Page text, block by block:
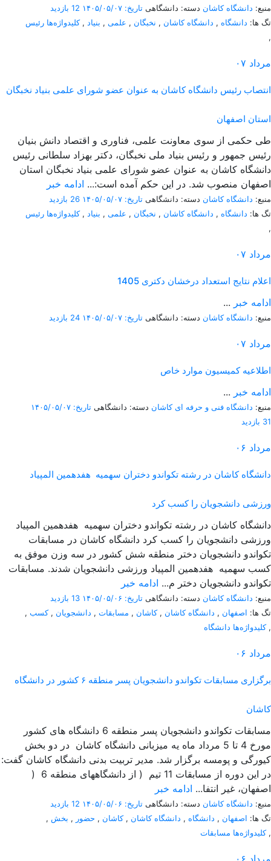
منبع: دانشگاه کاشان دسته: دانشگاهی تاریخ: ۱۴۰۵/۰۵/۰۷
12 بازدید
تگ ها: دانشگاه , دانشگاه کاشان , نخبگان , علمی , بنیاد ,کلیدواژه‌ها رئیس
,
۰۷ مرداد
انتصاب رئیس دانشگاه کاشان به عنوان عضو شورای علمی بنیاد نخبگان
استان اصفهان
طی حکمی از سوی معاونت علمی، فناوری و اقتصاد دانش بنیان
رئیس جمهور و رئیس بنیاد ملی نخبگان، دکتر بهزاد سلطانی رئیس
دانشگاه کاشان به عنوان عضو شورای علمی بنیاد نخبگان استان
اصفهان منصوب شد. در این حکم آمده است:... ادامه خبر
منبع: دانشگاه کاشان دسته: دانشگاهی تاریخ: ۱۴۰۵/۰۵/۰۷
26 بازدید
تگ ها: دانشگاه , دانشگاه کاشان , نخبگان , علمی , بنیاد ,کلیدواژه‌ها رئیس
,
۰۷ مرداد
اعلام نتایج استعداد درخشان دکتری 1405
... ادامه خبر
منبع: دانشگاه کاشان دسته: دانشگاهی تاریخ: ۱۴۰۵/۰۵/۰۷ 24 بازدید
۰۷ مرداد
اطلاعیه کمیسیون موارد خاص
... ادامه خبر
منبع: دانشگاه فنی و حرفه ای کاشان دسته: دانشگاهی تاریخ: ۱۴۰۵/۰۵/۰۷
31 بازدید
۰۶ مرداد
دانشگاه کاشان در رشته تکواندو دختران سهمیه هفدهمین المپیاد
ورزشی دانشجویان را کسب کرد
دانشگاه کاشان در رشته تکواندو دختران سهمیه هفدهمین المپیاد
ورزشی دانشجویان را کسب کرد دانشگاه کاشان در مسابقات
تکواندو دانشجویان دختر منطقه شش کشور در سه وزن موفق به
کسب سهمیه هفدهمین المپیاد ورزشی دانشجویان شدند. مسابقات
تکواندو دانشجویان دختر م... ادامه خبر
منبع: دانشگاه کاشان دسته: دانشگاهی تاریخ: ۱۴۰۵/۰۵/۰۶
13 بازدید
تگ ها: اصفهان , دانشگاه کاشان ,کاشان , مسابقات , دانشجویان ,کسب ,
کلیدواژه‌ها دانشگاه,
۰۶ مرداد
برگزاری مسابقات تکواندو دانشجویان پسر منطقه ۶ کشور در دانشگاه
کاشان
مسابقات تکواندو دانشجویان پسر منطقه 6 دانشگاه های کشور
مورخ 4 تا 5 مرداد ماه یه میزبانی دانشگاه کاشان در دو بخش
کیورگی و پومسه برگزار شد. مدیر تربیت بدنی دانشگاه کاشان گفت:
در این دوره از مسابقات 11 تیم ( از دانشگاههای منطقه 6 (
اصفهان، غیر انتفا... ادامه خبر
منبع: دانشگاه کاشان دسته: دانشگاهی تاریخ: ۱۴۰۵/۰۵/۰۶
12 بازدید
تگ ها: اصفهان , دانشگاه , دانشگاه کاشان ,کاشان , حضور , بخش ,
کلیدواژه‌ها مسابقات,
۰۶ مرداد